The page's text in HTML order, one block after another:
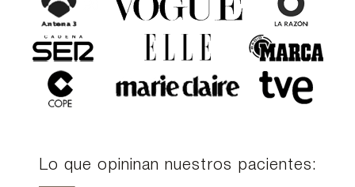
Lo que opininan nuestros pacientes: